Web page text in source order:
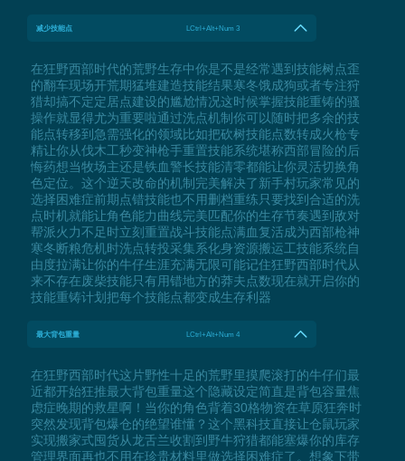
减少技能点 LCtrl+Alt+Num 3
在狂野西部时代的荒野生存中你是不是经常遇到技能树点歪
的翻车现场开荒期猛堆建造技能结果寒冬饿成狗或者专注狩
猎却搞不定定居点建设的尴尬情况这时候掌握技能重铸的骚
操作就显得尤为重要啦通过洗点机制你可以随时把多余的技
能点转移到急需强化的领域比如把砍树技能点数转成火枪专
精让你从伐木工秒变神枪手重置技能系统堪称西部冒险的后
悔药想当牧场主还是铁血警长技能清零都能让你灵活切换角
色定位。这个逆天改命的机制完美解决了新手村玩家常见的
选择困难症前期点错技能也不用删档重练只要找到合适的洗
点时机就能让角色能力曲线完美匹配你的生存节奏遇到敌对
帮派火力不足时立刻重置战斗技能点满血复活成为西部枪神
寒冬断粮危机时洗点转投采集系化身资源搬运工技能系统自
由度拉满让你的牛仔生涯充满无限可能记住狂野西部时代从
来不存在废柴技能只有用错地方的莽夫点数现在就开启你的
技能重铸计划把每个技能点都变成生存利器
最大背包重量 LCtrl+Alt+Num 4
在狂野西部时代这片野性十足的荒野里摸爬滚打的牛仔们最
近都开始狂推最大背包重量这个隐藏设定简直是背包容量焦
虑症晚期的救星啊！当你的角色背着30格物资在草原狂奔时
突然发现背包爆仓的绝望谁懂？这个黑科技直接让仓鼠玩家
实现搬家式囤货从龙舌兰收割到野牛狩猎都能塞爆你的库存
管理界面再也不用在珍贵材料里做选择困难症了。想象下带